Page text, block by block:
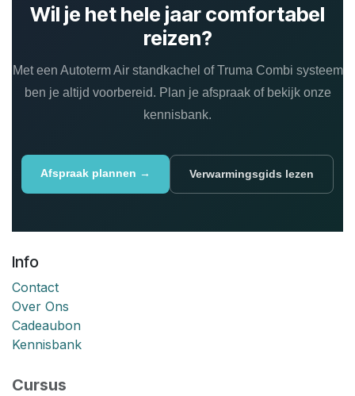
Wil je het hele jaar comfortabel
reizen?
Met een Autoterm Air standkachel of Truma Combi systeem
ben je altijd voorbereid. Plan je afspraak of bekijk onze
kennisbank.
Afspraak plannen → Verwarmingsgids lezen
Info
Contact
Over Ons
Cadeaubon
Kennisbank
Cursus